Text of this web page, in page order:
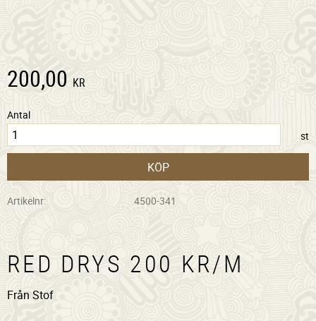
200,00 KR
Antal
st
KÖP
Artikelnr 4500-341
RED DRYS 200 KR/M
Från Stof